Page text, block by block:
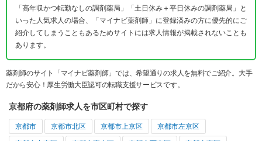
「高年収かつ転勤なしの調剤薬局」「土日休み＋平日休みの調剤薬局」と
いった人気求人の場合、「マイナビ薬剤師」に登録済みの方に優先的にご
紹介してしまうこともあるためサイトには求人情報が掲載されないことも
あります。
薬剤師のサイト「マイナビ薬剤師」では、希望通りの求人を無料でご紹介。大手
だから安心！厚生労働大臣認可の転職支援サービスです。
京都府の薬剤師求人を市区町村で探す
京都市 京都市北区 京都市上京区 京都市左京区